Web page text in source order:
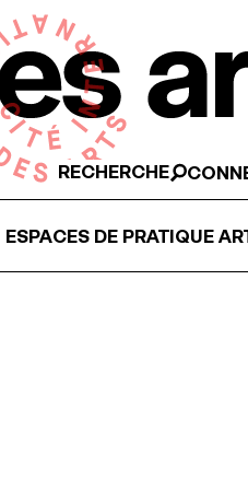
RECHERCHE
ESPACES DE PRATIQUE